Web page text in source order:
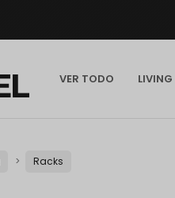
VER TODO LIVING
Racks